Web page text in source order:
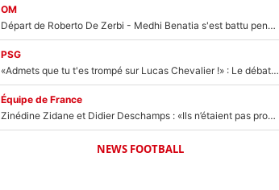
OM
Départ de Roberto De Zerbi - Medhi Benatia s'est battu pendant six mois pour le retenir à l'OM, le PSG a été le naufrage de trop : «Je pars avec toi»
PSG
«Admets que tu t'es trompé sur Lucas Chevalier !» : Le débat sur le gardien du PSG vire au clash à l'After Foot
Équipe de France
Zinédine Zidane et Didier Deschamps : «Ils n’étaient pas proches», les confidences d’un membre de l’équipe de France 1998 sur leur relation spéciale
NEWS FOOTBALL